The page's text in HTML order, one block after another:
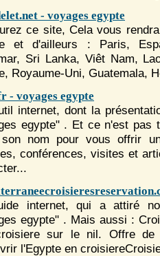
- voyages egypte
ce site, Cela vous
et d'ailleurs : Paris,
Sri Lanka, Viêt Nam,
, Royaume-Uni, Guatemala,
- voyages egypte
internet, dont la
egypte" . Et ce n'est pas
son nom pour vous offrir
, conférences, visites et
internet, qui a attiré
egypte" . Mais aussi :
sur le nil. Offre de
l'Egypte en